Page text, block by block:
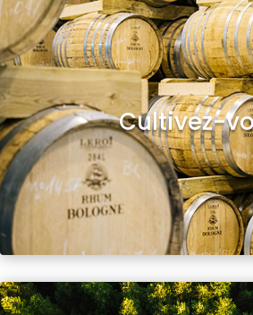
Cultivez-